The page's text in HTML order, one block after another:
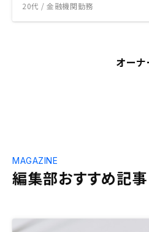
20代 / 金融機関勤務
オー
編集部おすすめ記事
MAGAZINE